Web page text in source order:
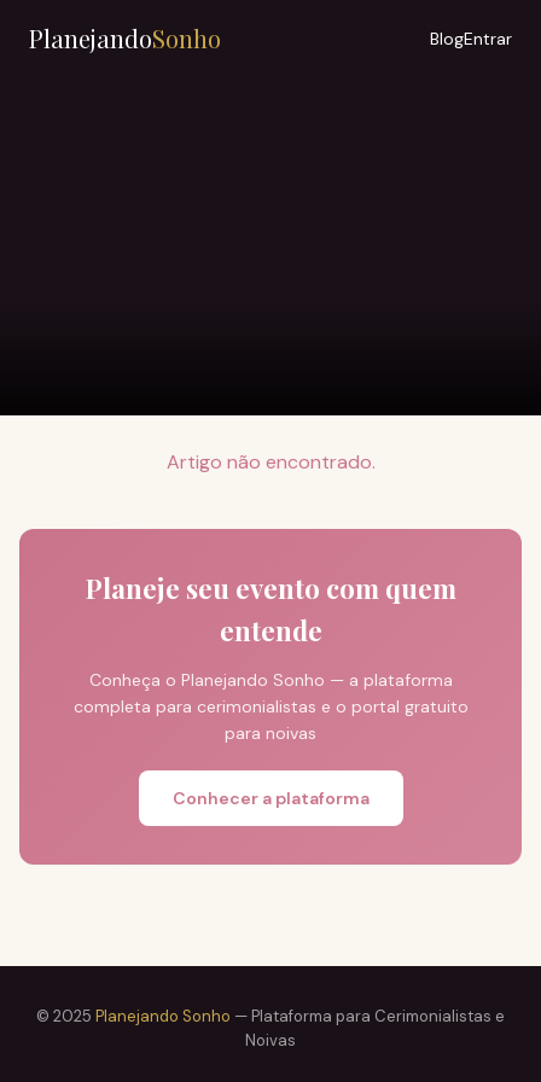
PlanejandoSonho BlogEntrar
Artigo não encontrado.
Planeje seu evento com quem
entende
Conheça o Planejando Sonho — a plataforma
completa para cerimonialistas e o portal gratuito
para noivas
Conhecer a plataforma
© 2025 Planejando Sonho — Plataforma para Cerimonialistas e
Noivas